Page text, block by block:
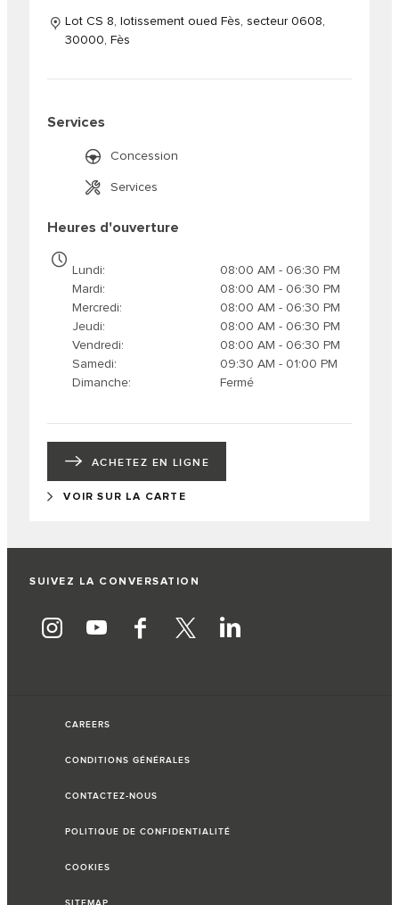
Lot CS 8, lotissement oued Fès, secteur 0608,
30000, Fès
Services
Concession
Services
Heures d'ouverture
Lundi
08:00 AM - 06:30 PM
Mardi
08:00 AM - 06:30 PM
Mercredi
08:00 AM - 06:30 PM
Jeudi
08:00 AM - 06:30 PM
Vendredi
08:00 AM - 06:30 PM
Samedi
09:30 AM - 01:00 PM
Dimanche
Fermé
ACHETEZ EN LIGNE
VOIR SUR LA CARTE
SUIVEZ LA CONVERSATION
CAREERS
CONDITIONS GÉNÉRALES
CONTACTEZ-NOUS
POLITIQUE DE CONFIDENTIALITÉ
COOKIES